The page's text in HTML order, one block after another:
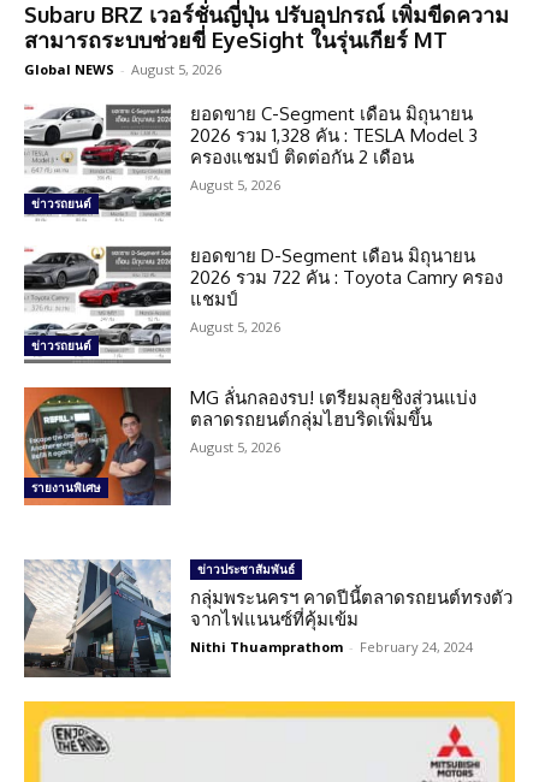
Subaru BRZ เวอร์ชั่นญี่ปุ่น ปรับอุปกรณ์ เพิ่มขีดความ
สามารถระบบช่วยขี่ EyeSight ในรุ่นเกียร์ MT
Global NEWS - August 5, 2026
ข่าวรถยนต์
ยอดขาย C-Segment เดือน มิถุนายน
2026 รวม 1,328 คัน : TESLA Model 3
ครองแชมป์ ติดต่อกัน 2 เดือน
August 5, 2026
ข่าวรถยนต์
ยอดขาย D-Segment เดือน มิถุนายน
2026 รวม 722 คัน : Toyota Camry ครอง
แชมป์
August 5, 2026
รายงานพิเศษ
MG ลั่นกลองรบ! เตรียมลุยชิงส่วนแบ่ง
ตลาดรถยนต์กลุ่มไฮบริดเพิ่มขึ้น
August 5, 2026
ข่าวประชาสัมพันธ์
กลุ่มพระนครฯ คาดปีนี้ตลาดรถยนต์ทรงตัว
จากไฟแนนซ์ที่คุ้มเข้ม
Nithi Thuamprathom - February 24, 2024